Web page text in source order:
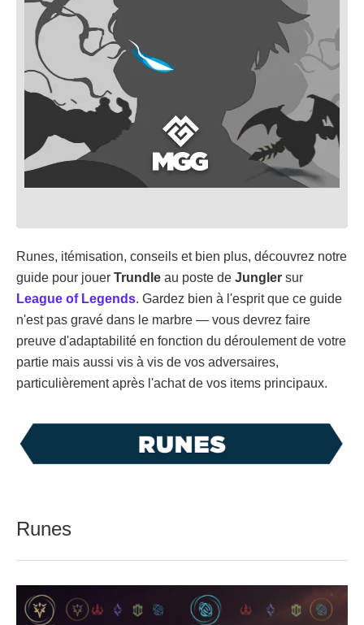
Runes, itémisation, conseils et bien plus, découvrez notre
guide pour jouer Trundle au poste de Jungler sur
League of Legends. Gardez bien à l'esprit que ce guide
n'est pas gravé dans le marbre — vous devrez faire
preuve d'adaptabilité en fonction du déroulement de votre
partie mais aussi vis à vis de vos adversaires,
particulièrement après l'achat de vos items principaux.
Runes